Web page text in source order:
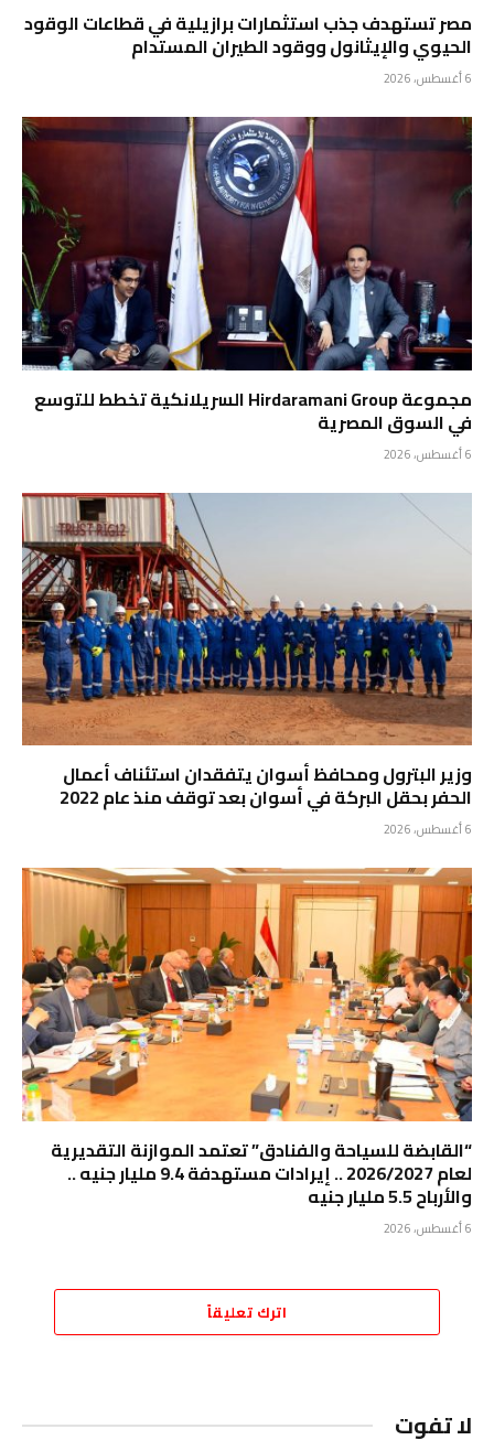
مصر تستهدف جذب استثمارات برازيلية في قطاعات الوقود
الحيوي والإيثانول ووقود الطيران المستدام
6 أغسطس، 2026
مجموعة Hirdaramani Group السريلانكية تخطط للتوسع
في السوق المصرية
6 أغسطس، 2026
وزير البترول ومحافظ أسوان يتفقدان استئناف أعمال
الحفر بحقل البركة في أسوان بعد توقف منذ عام 2022
6 أغسطس، 2026
“القابضة للسياحة والفنادق” تعتمد الموازنة التقديرية
لعام 2026/2027 .. إيرادات مستهدفة 9.4 مليار جنيه ..
والأرباح 5.5 مليار جنيه
6 أغسطس، 2026
اترك تعليقاً
لا تفوت